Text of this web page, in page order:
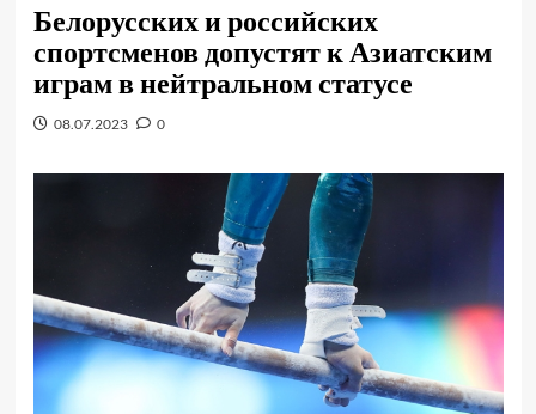
Белорусских и российских
спортсменов допустят к Азиатским
играм в нейтральном статусе
08.07.2023 0